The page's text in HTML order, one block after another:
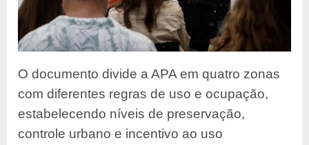
O documento divide a APA em quatro zonas
com diferentes regras de uso e ocupação,
estabelecendo níveis de preservação,
controle urbano e incentivo ao uso